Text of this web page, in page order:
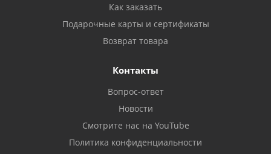
Как заказать
Подарочные карты и сертификаты
Возврат товара
Контакты
Вопрос-ответ
Новости
Смотрите нас на YouTube
Политика конфиденциальности